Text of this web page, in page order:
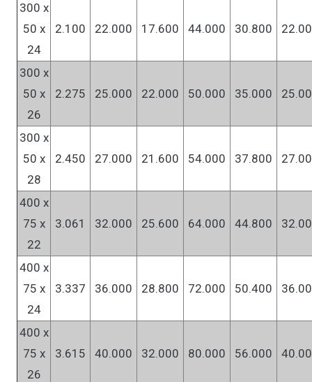
300 x
50 x
24
2.100 22.000 17.600 44.000 30.800
300 x
50 x
26
2.275 25.000 22.000 50.000 35.000
300 x
50 x
28
2.450 27.000 21.600 54.000 37.800
400 x
75 x
22
3.061 32.000 25.600 64.000 44.800
400 x
75 x
24
3.337 36.000 28.800 72.000 50.400
400 x
75 x
26
3.615 40.000 32.000 80.000 56.000